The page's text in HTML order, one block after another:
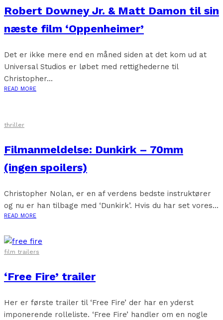
Robert Downey Jr. & Matt Damon til sin
næste film ‘Oppenheimer’
Det er ikke mere end en måned siden at det kom ud at
Universal Studios er løbet med rettighederne til
Christopher...
READ MORE
thriller
Filmanmeldelse: Dunkirk – 70mm
(ingen spoilers)
Christopher Nolan, er en af verdens bedste instruktører
og nu er han tilbage med ‘Dunkirk’. Hvis du har set vores...
READ MORE
film trailers
‘Free Fire’ trailer
Her er første trailer til ‘Free Fire’ der har en yderst
imponerende rolleliste. ‘Free Fire’ handler om en nogle